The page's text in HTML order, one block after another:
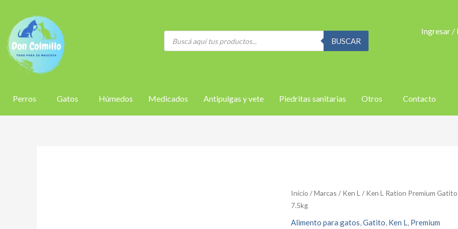
contenido
Búsqueda
productos
BUSCAR
Ingresar /
Perros Gatos Húmedos Medicados Antipulgas y vete Piedritas sanitarias Otros Contacto
Inicio /Marcas / Ken L / Ken L Ration Premium
7.5kg
Alimento para gatos,Gatito, Ken L, Premium